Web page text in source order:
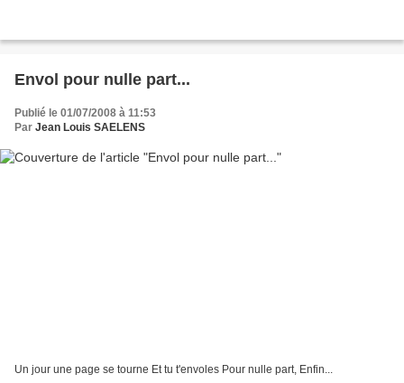
Envol pour nulle part...
Publié le 01/07/2008 à 11:53
Par Jean Louis SAELENS
Un jour une page se tourne Et tu t'envoles Pour nulle part, Enfin...